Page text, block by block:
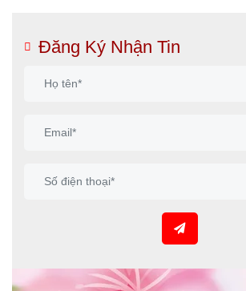
Đăng Ký Nhận Tin